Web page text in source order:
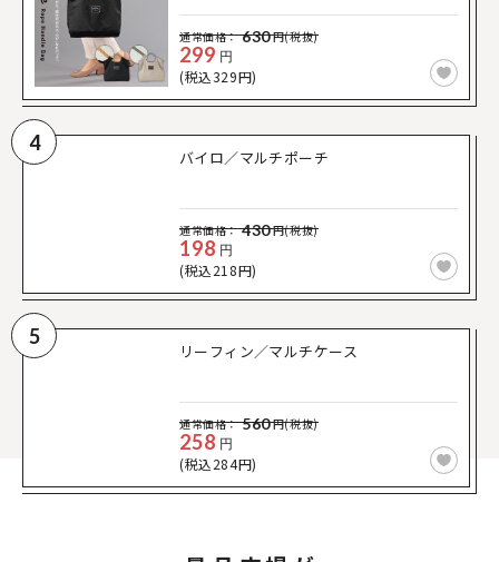
通常価格： 630円(税抜)
299 円
(税込329円)
4
バイロ／マルチポーチ
通常価格： 430円(税抜)
198 円
(税込218円)
5
リーフィン／マルチケース
通常価格： 560円(税抜)
258 円
(税込284円)